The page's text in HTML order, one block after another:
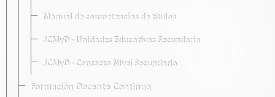
Manual de competencias de títulos
JCMyD · Unidades Educativas Secundaria
JCMyD · Contacto Nivel Secundario
Formación Docente Continua